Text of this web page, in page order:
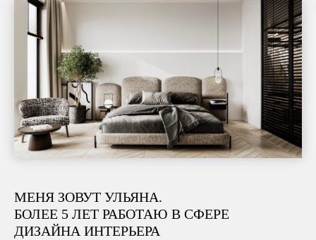
МЕНЯ ЗОВУТ УЛЬЯНА.
БОЛЕЕ 5 ЛЕТ РАБОТАЮ В СФЕРЕ
ДИЗАЙНА ИНТЕРЬЕРА